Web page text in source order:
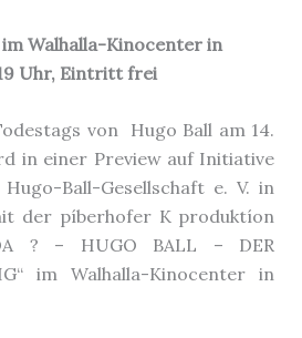
im Walhalla-Kinocenter in
Uhr, Eintritt frei
von Hugo Ball am 14.
in einer Preview auf Initiative
Ball-Gesellschaft e. V. in
der píberhofer K produktíon
? – HUGO BALL – DER
im Walhalla-Kinocenter in